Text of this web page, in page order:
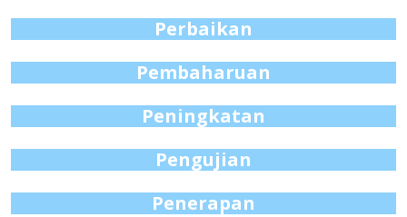
Perbaikan
Pembaharuan
Peningkatan
Pengujian
Penerapan